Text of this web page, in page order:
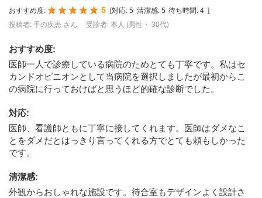
おすすめ度: 5 対応: 5 清潔感: 5 待ち時間: 4
投稿者: 手の疾患 さん
受診者: 本人 (男性・ 30代)
おすすめ度:
医師一人で診療している病院のためとても丁寧です。私はセ
カンドオピニオンとして当病院を選択しましたが最初からこ
の病院に行っておけばと思うほど的確な診断でした。
対応:
医師、看護師ともに丁寧に接してくれます。医師はダメなこ
とをダメだとはっきり言ってくれる方でとても頼もしかった
です。
清潔感:
外観からおしゃれな施設です。待合室もデザインよく設計さ